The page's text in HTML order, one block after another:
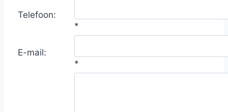
Telefoon:
*
E-mail:
*